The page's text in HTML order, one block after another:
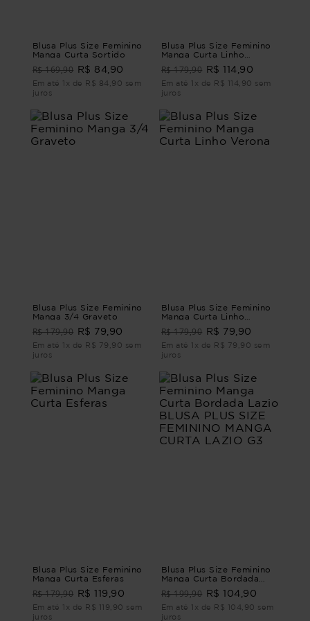
Blusa Plus Size Feminino
Manga Curta Sortido
R$ 169,90 R$ 84,90
Em até 1x de R$ 84,90 sem
juros
Blusa Plus Size Feminino
Manga Curta Linho
R$ 179,90 R$ 114,90
Em até 1x de R$ 114,90 sem
juros
Blusa Plus Size Feminino
Manga 3/4 Graveto
R$ 179,90 R$ 79,90
Em até 1x de R$ 79,90 sem
juros
Blusa Plus Size Feminino
Manga Curta Linho
R$ 179,90 R$ 79,90
Em até 1x de R$ 79,90 sem
juros
Blusa Plus Size Feminino
Manga Curta Esferas
R$ 179,90 R$ 119,90
Em até 1x de R$ 119,90 sem
juros
Blusa Plus Size Feminino
Manga Curta Bordada
Lazio BLUSA PLUS SIZE
FEMININO MANGA CURTA
LAZIO G3
R$ 199,90 R$ 104,90
Em até 1x de R$ 104,90 sem
juros